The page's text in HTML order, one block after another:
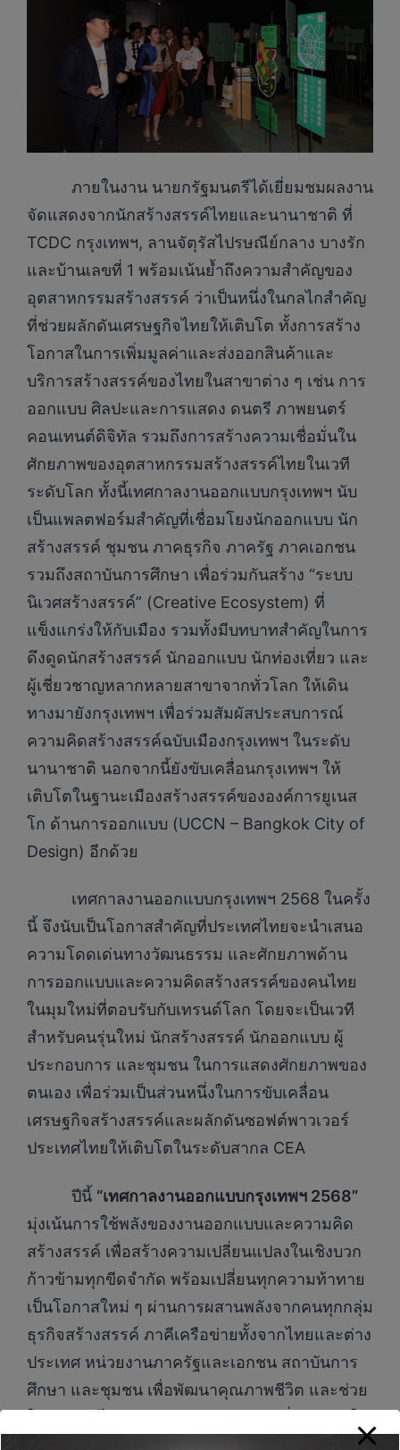
ภายในงาน นายกรัฐมนตรีได้เยี่ยมชมผลงาน
จัดแสดงจากนักสร้างสรรค์ไทยและนานาชาติ ที่
TCDC กรุงเทพฯ, ลานจัตุรัสไปรษณีย์กลาง บางรัก
และบ้านเลขที่ 1 พร้อมเน้นย้ำถึงความสำคัญของ
อุตสาหกรรมสร้างสรรค์ ว่าเป็นหนึ่งในกลไกสำคัญ
ที่ช่วยผลักดันเศรษฐกิจไทยให้เติบโต ทั้งการสร้าง
โอกาสในการเพิ่มมูลค่าและส่งออกสินค้าและ
บริการสร้างสรรค์ของไทยในสาขาต่าง ๆ เช่น การ
ออกแบบ ศิลปะและการแสดง ดนตรี ภาพยนตร์
คอนเทนต์ดิจิทัล รวมถึงการสร้างความเชื่อมั่นใน
ศักยภาพของอุตสาหกรรมสร้างสรรค์ไทยในเวที
ระดับโลก ทั้งนี้เทศกาลงานออกแบบกรุงเทพฯ นับ
เป็นแพลตฟอร์มสำคัญที่เชื่อมโยงนักออกแบบ นัก
สร้างสรรค์ ชุมชน ภาคธุรกิจ ภาครัฐ ภาคเอกชน
รวมถึงสถาบันการศึกษา เพื่อร่วมกันสร้าง “ระบบ
นิเวศสร้างสรรค์” (Creative Ecosystem) ที่
แข็งแกร่งให้กับเมือง รวมทั้งมีบทบาทสำคัญในการ
ดึงดูดนักสร้างสรรค์ นักออกแบบ นักท่องเที่ยว และ
ผู้เชี่ยวชาญหลากหลายสาขาจากทั่วโลก ให้เดิน
ทางมายังกรุงเทพฯ เพื่อร่วมสัมผัสประสบการณ์
ความคิดสร้างสรรค์ฉบับเมืองกรุงเทพฯ ในระดับ
นานาชาติ นอกจากนี้ยังขับเคลื่อนกรุงเทพฯ ให้
เติบโตในฐานะเมืองสร้างสรรค์ขององค์การยูเนส
โก ด้านการออกแบบ (UCCN – Bangkok City of
Design) อีกด้วย
เทศกาลงานออกแบบกรุงเทพฯ 2568 ในครั้ง
นี้ จึงนับเป็นโอกาสสำคัญที่ประเทศไทยจะนำเสนอ
ความโดดเด่นทางวัฒนธรรม และศักยภาพด้าน
การออกแบบและความคิดสร้างสรรค์ของคนไทย
ในมุมใหม่ที่ตอบรับกับเทรนด์โลก โดยจะเป็นเวที
สำหรับคนรุ่นใหม่ นักสร้างสรรค์ นักออกแบบ ผู้
ประกอบการ และชุมชน ในการแสดงศักยภาพของ
ตนเอง เพื่อร่วมเป็นส่วนหนึ่งในการขับเคลื่อน
เศรษฐกิจสร้างสรรค์และผลักดันซอฟต์พาวเวอร์
ประเทศไทยให้เติบโตในระดับสากล CEA
ปีนี้ “เทศกาลงานออกแบบกรุงเทพฯ 2568”
มุ่งเน้นการใช้พลังของงานออกแบบและความคิด
สร้างสรรค์ เพื่อสร้างความเปลี่ยนแปลงในเชิงบวก
ก้าวข้ามทุกขีดจำกัด พร้อมเปลี่ยนทุกความท้าทาย
เป็นโอกาสใหม่ ๆ ผ่านการผสานพลังจากคนทุกกลุ่ม
ธุรกิจสร้างสรรค์ ภาคีเครือข่ายทั้งจากไทยและต่าง
ประเทศ หน่วยงานภาครัฐและเอกชน สถาบันการ
ศึกษา และชุมชน เพื่อพัฒนาคุณภาพชีวิต และช่วย